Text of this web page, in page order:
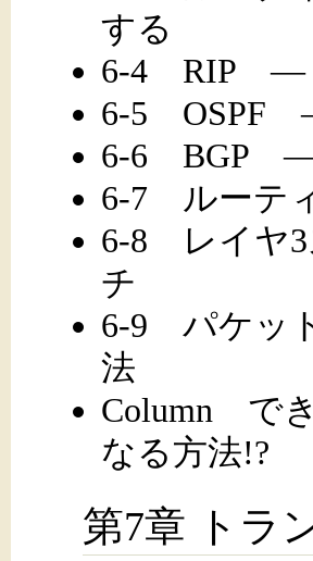
する
6-4 RIP ―
6-5 OSPF
6-6 BGP ―
6-7 ルーテ
6-8 レイヤ
チ
6-9 パケッ
法
Column で
なる方法!?
第7章 トラ